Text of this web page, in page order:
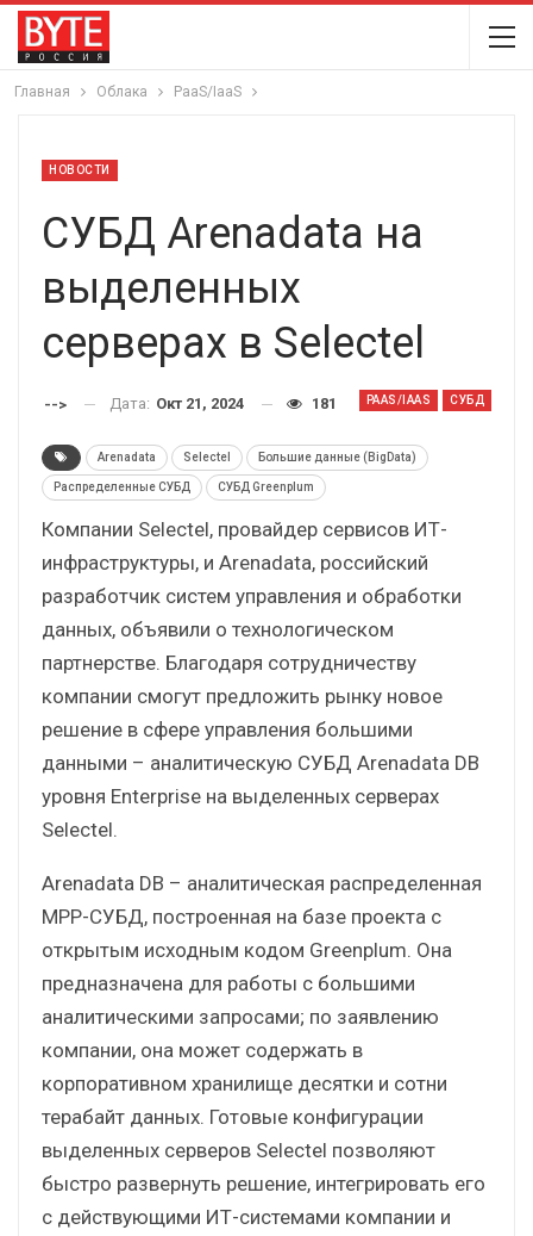
Главная Облака PaaS/IaaS
НОВОСТИ
СУБД Arenadata на
выделенных
серверах в Selectel
PAAS/IAAS СУБД
--> Дата: Окт 21, 2024 181
Arenadata Selectel Большие данные (BigData)
Распределенные СУБД СУБД Greenplum
Компании Selectel, провайдер сервисов ИТ-
инфраструктуры, и Arenadata, российский
разработчик систем управления и обработки
данных, объявили о технологическом
партнерстве. Благодаря сотрудничеству
компании смогут предложить рынку новое
решение в сфере управления большими
данными – аналитическую СУБД Arenadata DB
уровня Enterprise на выделенных серверах
Selectel.
Arenadata DB – аналитическая распределенная
MPP-СУБД, построенная на базе проекта с
открытым исходным кодом Greenplum. Она
предназначена для работы с большими
аналитическими запросами; по заявлению
компании, она может содержать в
корпоративном хранилище десятки и сотни
терабайт данных. Готовые конфигурации
выделенных серверов Selectel позволяют
быстро развернуть решение, интегрировать его
с действующими ИТ-системами компании и